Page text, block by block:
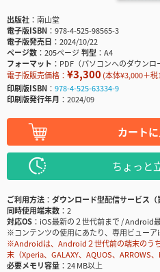
出版社
南山堂
電子版ISBN
978-4-525-98565-3
電子版発売日
2024/10/22
ページ数
205ページ判型
A4
フォーマット
PDF（パソコンへのダウンロ
電子版販売価格： ¥3,300(本体¥3,000＋税
印刷版ISBN
978-4-525-63334-9
印刷版発行年月
2024/09
カート
ちょっと
ご利用方法
ダウンロード型配信サービス（
同時使用端末数
2
対応OS
iOS最新の２世代前まで / Android
※コンテンツの使用にあたり、専用ビュー
※Androidは、Android２世代前の端末のう
末（Xperia、GALAXY、AQUOS、ARROWS
必要メモリ容量
24 MB以上